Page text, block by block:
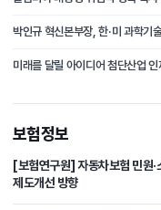
박인규 혁신본부장, 한·미 과학기
보험정보
[보험연구원] 자동차보험 민원·
제도개선 방향